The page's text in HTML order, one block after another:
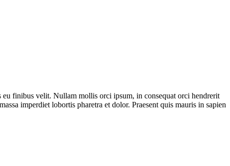
finibus velit. Nullam mollis orci ipsum, in consequat orci hendrerit
imperdiet lobortis pharetra et dolor. Praesent quis mauris in sapien